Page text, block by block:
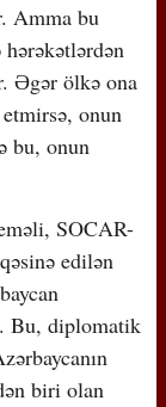
Amma bu
Əgər ölkə ona
onun
bu, onun
SOCAR-
edilən
Bu, diplomatik
biri olan